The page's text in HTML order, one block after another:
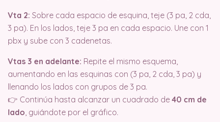
Vta 2: Sobre cada espacio de esquina, teje (3 pa, 2 cda,
3 pa). En los lados, teje 3 pa en cada espacio. Une con 1
pbx y sube con 3 cadenetas.
Vtas 3 en adelante: Repite el mismo esquema,
aumentando en las esquinas con (3 pa, 2 cda, 3 pa) y
llenando los lados con grupos de 3 pa.
👉 Continúa hasta alcanzar un cuadrado de 40 cm de
lado, guiándote por el gráfico.